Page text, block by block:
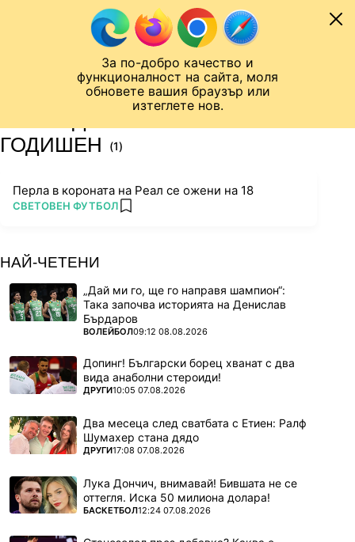
За по-добро качество и
функционалност на сайта, моля
обновете вашия браузър или
изтеглете нов.
Към съдържанието
Лига на Конференциите
ГОДИШЕН
(1)
Перла в короната на Реал се ожени на 18
ПОВЕЧЕ ОТ
СВЕТОВЕН ФУТБОЛ add favorites
НАЙ-ЧЕТЕНИ
„Дай ми го, ще го направя шампион“:
Така започва историята на Денислав
Бърдаров
ПОВЕЧЕ ОТ
ВОЛЕЙБОЛ09:12 08.08.2026
Допинг! Български борец хванат с два
вида анаболни стероиди!
ПОВЕЧЕ ОТ
ДРУГИ10:05 07.08.2026
Два месеца след сватбата с Етиен: Ралф
Шумахер стана дядо
ПОВЕЧЕ ОТ
ДРУГИ17:08 07.08.2026
Лука Дончич, внимавай! Бившата не се
оттегля. Иска 50 милиона долара!
ПОВЕЧЕ ОТ
БАСКЕТБОЛ12:24 07.08.2026